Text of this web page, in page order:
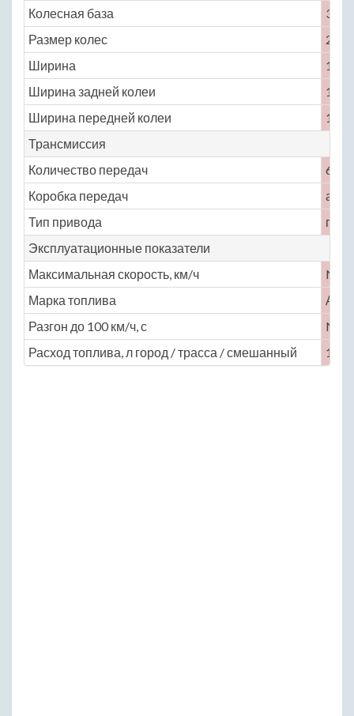
Колесная база
3020
Размер колес
255
Ширина
1986
Ширина задней колеи
1704
Ширина передней колеи
1704
Трансмиссия
Количество передач
6
Коробка передач
Тип привода
Эксплуатационные показатели
Максимальная скорость, км/ч
No
Марка топлива
АИ-
Разгон до 100 км/ч, с
No
Расход топлива, л город / трасса / смешанный
13.9